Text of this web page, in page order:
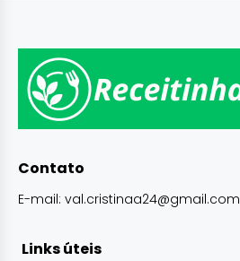
Contato
E-mail: val.cristinaa24@gmail.com
Links úteis